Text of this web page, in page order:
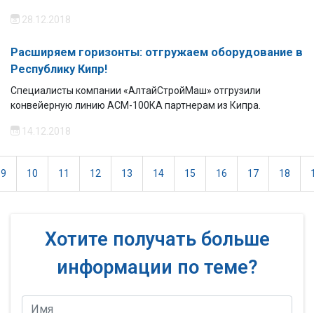
28.12.2018
Расширяем горизонты: отгружаем оборудование в
Республику Кипр!
Специалисты компании «АлтайСтройМаш» отгрузили
конвейерную линию АСМ-100КА партнерам из Кипра.
14.12.2018
9 10 11 12 13 14 15 16 17 18
Хотите получать больше
информации по теме?